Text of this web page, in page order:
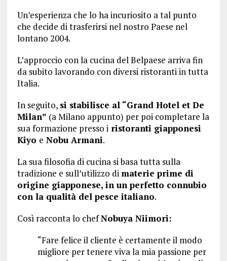
Un’esperienza che lo ha incuriosito a tal punto
che decide di trasferirsi nel nostro Paese nel
lontano 2004.
L’approccio con la cucina del Belpaese arriva fin
da subito lavorando con diversi ristoranti in tutta
Italia.
In seguito, si stabilisce al “Grand Hotel et De
Milan” (a Milano appunto) per poi completare la
sua formazione presso iristoranti giapponesi
Kiyo e Nobu Armani.
La sua filosofia di cucina si basa tutta sulla
tradizione e sull’utilizzo di materie prime di
origine giapponese, in un perfetto connubio
con la qualità del pesce italiano.
Così racconta lo chefNobuya Niimori:
“Fare felice il cliente è certamente il modo
migliore per tenere viva la mia passione per